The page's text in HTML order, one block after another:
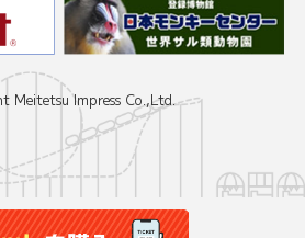
Meitetsu Impress Co.,Ltd.